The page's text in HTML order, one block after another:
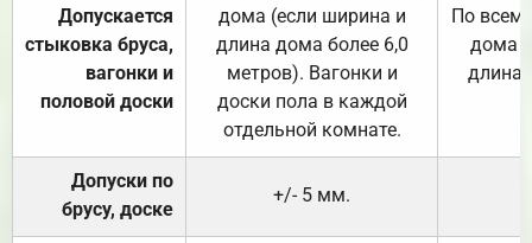
Допускается
стыковка бруса,
вагонки и
половой доски
дома (если ширина и
длина дома более 6,0
метров). Вагонки и
доски пола в каждой
отдельной комнате.
По
дома
длина
Допуски по
брусу, доске
+/- 5 мм.